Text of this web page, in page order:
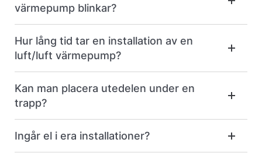
värmepump blinkar?
Hur lång tid tar en installation av en
luft/luft värmepump?
Kan man placera utedelen under en
trapp?
Ingår el i era installationer?